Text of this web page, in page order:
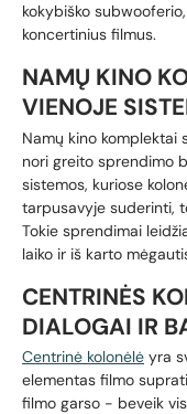
kokybiško
koncertinius filmus.
NAMŲ KINO
VIENOJE
Namų kino komplektai
nori greito sprendimo
sistemos, kuriose
tarpusavyje suderinti,
Tokie sprendimai
laiko ir iš karto
CENTRINĖS
DIALOGAI IR
Centrinė kolonėlė yra
elementas filmo
filmo garso - beveik